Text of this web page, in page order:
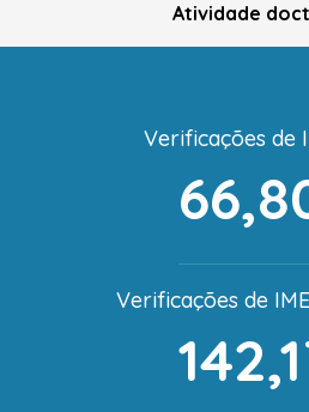
Atividade
Verificações de
Verificações de